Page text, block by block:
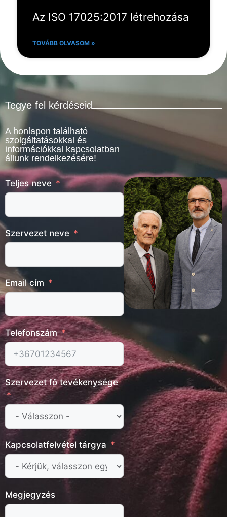
Az ISO 17025:2017 létrehozása
TOVÁBB OLVASOM »
Tegye fel kérdéseid
A honlapon található
szolgáltatásokkal és
információkkal kapcsolatban
állunk rendelkezésére!
Teljes neve
Szervezet neve
Email cím
Telefonszám
Szervezet fő tevékenysége
Kapcsolatfelvétel tárgya
Megjegyzés